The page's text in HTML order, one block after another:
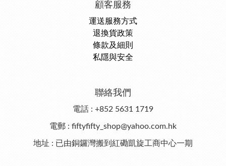
顧客服務
運送服務方式
退換貨政策
條款及細則
私隱與安全
聯絡我們
電話 : +852 5631 1719
電郵 : fiftyfifty_shop@yahoo.com.hk
地址 : 已由銅鑼灣搬到紅磡凱旋工商中心一期